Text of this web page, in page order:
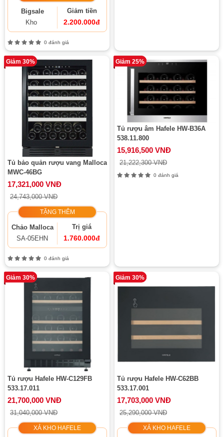
Bigsale
Kho
Giảm tiền
2.200.000đ
0 đánh giá
Giảm 30%
Tủ bảo quản rượu vang Malloca
MWC-46BG
17,321,000 VNĐ
24,743,000 VNĐ
TẶNG THÊM
Chảo Malloca
SA-05EHN
Trị giá
1.760.000đ
0 đánh giá
Giảm 25%
Tủ rượu âm Hafele HW-B36A
538.11.800
15,916,500 VNĐ
21,222,300 VNĐ
0 đánh giá
Giảm 30%
Tủ rượu Hafele HW-C129FB
533.17.011
21,700,000 VNĐ
31,040,000 VNĐ
XẢ KHO HAFELE
Giảm 30%
Tủ rượu Hafele HW-C62BB
533.17.001
17,703,000 VNĐ
25,290,000 VNĐ
XẢ KHO HAFELE